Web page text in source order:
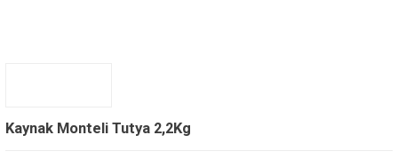
Kaynak Monteli Tutya 2,2Kg